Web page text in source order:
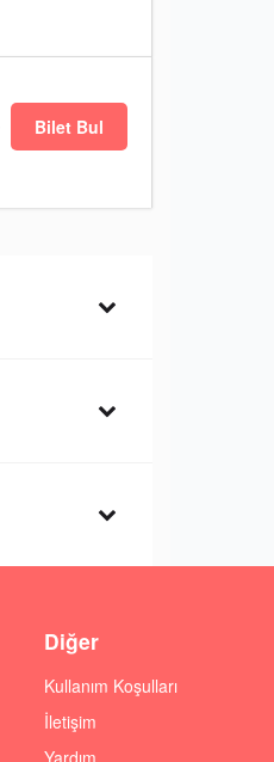
Bilet Bul
Diğer
Kullanım Koşulları
İletişim
Yardım